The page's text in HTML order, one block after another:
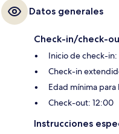
Datos generales
Check-in/check-
Inicio de check-
Check-in
Edad mínima para
Check-out: 12:00
Instrucciones